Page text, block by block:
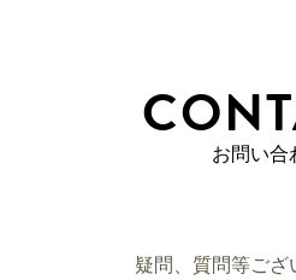
お問い合
疑問、質問等ござ